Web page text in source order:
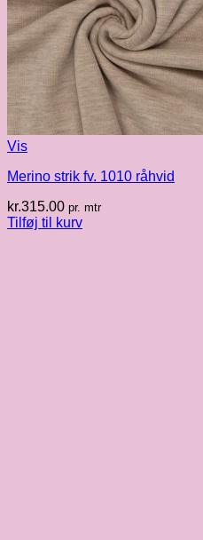
Vis
Merino strik fv. 1010 råhvid
kr.315.00 pr. mtr
Tilføj til kurv